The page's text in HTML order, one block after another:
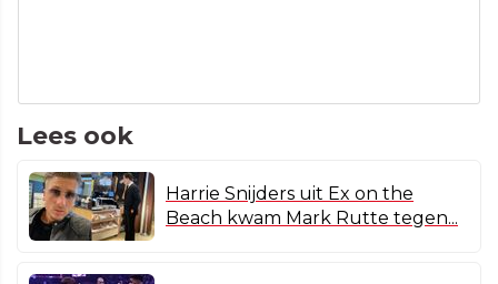
Lees ook
Harrie Snijders uit Ex on the
Beach kwam Mark Rutte tegen...